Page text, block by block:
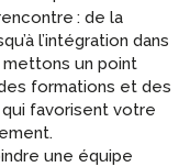
: de la
l’intégration dans
un point
formations et des
favorisent votre
une équipe